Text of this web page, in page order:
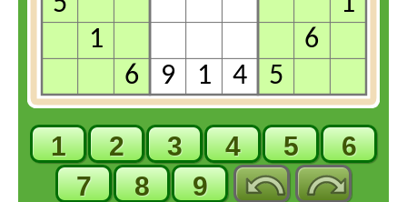
1 2 3 4 5
6
7
8 9